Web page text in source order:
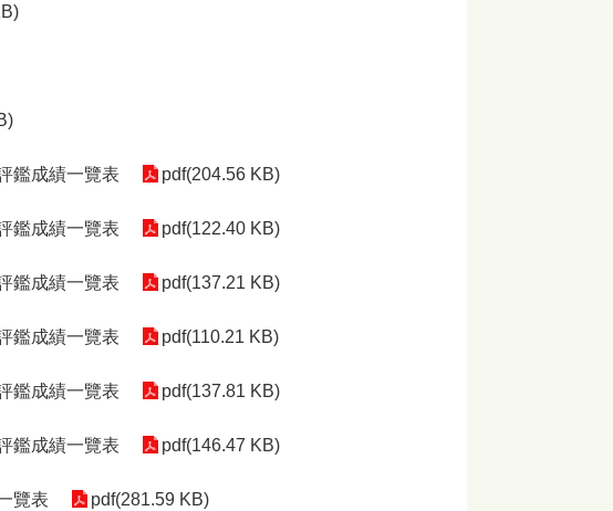
鑑成績一覽表 pdf(204.56 KB)
鑑成績一覽表 pdf(122.40 KB)
鑑成績一覽表 pdf(137.21 KB)
鑑成績一覽表 pdf(110.21 KB)
鑑成績一覽表 pdf(137.81 KB)
鑑成績一覽表 pdf(146.47 KB)
覽表 pdf(281.59 KB)